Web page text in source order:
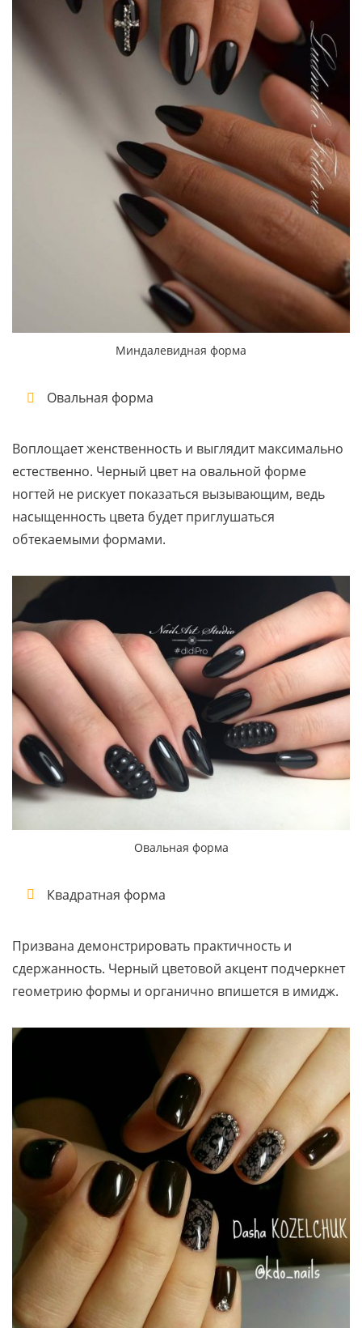
Миндалевидная форма
Овальная форма
Воплощает женственность и выглядит максимально
естественно. Черный цвет на овальной форме
ногтей не рискует показаться вызывающим, ведь
насыщенность цвета будет приглушаться
обтекаемыми формами.
Овальная форма
Квадратная форма
Призвана демонстрировать практичность и
сдержанность. Черный цветовой акцент подчеркнет
геометрию формы и органично впишется в имидж.